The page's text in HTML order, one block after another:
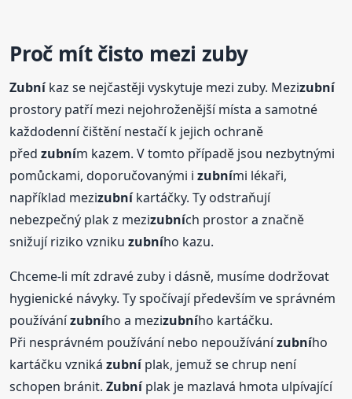
Proč mít čisto mezi zuby
Zubníkaz se nejčastěji vyskytuje mezi zuby. Mezizubní
prostory patří mezi nejohroženější místa a samotné
každodenní čištění nestačí k jejich ochraně
předzubním kazem. V tomto případě jsou nezbytnými
pomůckami, doporučovanými izubními lékaři,
například mezizubníkartáčky. Ty odstraňují
nebezpečný plak z mezizubních prostor a značně
snižují riziko vznikuzubního kazu.
Chceme-li mít zdravé zuby i dásně, musíme dodržovat
hygienické návyky. Ty spočívají především ve správném
používánízubního a mezizubního kartáčku.
Při nesprávném používání nebo nepoužívánízubního
kartáčku vznikázubníplak, jemuž se chrup není
schopen bránit.Zubníplak je mazlavá hmota ulpívající